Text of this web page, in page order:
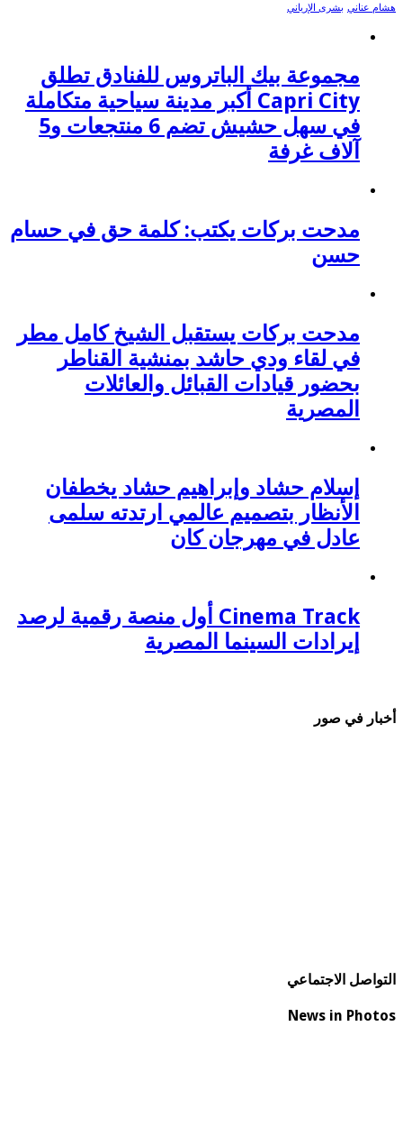
هشام عناني بشرى الإرياني
مجموعة بيك الباتروس للفنادق تطلق
Capri City أكبر مدينة سياحية متكاملة
في سهل حشيش تضم 6 منتجعات و5
آلاف غرفة
مدحت بركات يكتب: كلمة حق في حسام
حسن
مدحت بركات يستقبل الشيخ كامل مطر
في لقاء ودي حاشد بمنشية القناطر
بحضور قيادات القبائل والعائلات
المصرية
إسلام حشاد وإبراهيم حشاد يخطفان
الأنظار بتصميم عالمي ارتدته سلمى
عادل في مهرجان كان
Cinema Track أول منصة رقمية لرصد
إيرادات السينما المصرية
أخبار في صور
التواصل الاجتماعي
News in Photos